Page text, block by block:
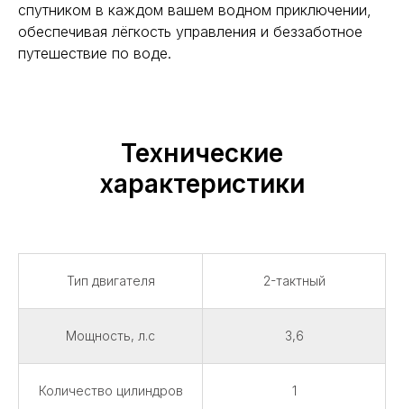
спутником в каждом вашем водном приключении,
обеспечивая лёгкость управления и беззаботное
путешествие по воде.
Технические
характеристики
Тип двигателя 2-тактный
Мощность, л.с 3,6
Количество цилиндров 1